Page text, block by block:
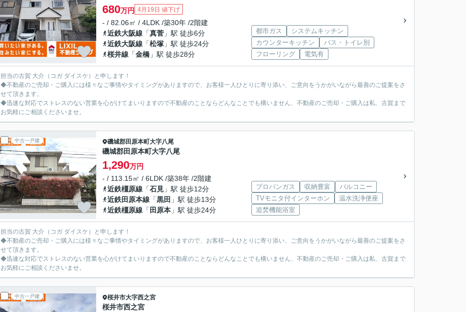
680万円 4月19日 値下げ
- / 82.06㎡ / 4LDK /築30年 /2階建
近鉄大阪線 「真菅 」駅 徒歩6分
近鉄大阪線 「松塚 」駅 徒歩24分
桜井線 「金橋 」駅 徒歩28分
都市ガス
システムキッチン
カウンターキッチン
バス・トイレ別
フローリング
電気有
担当の古賀 大介（コガ ダイスケ）と申します！
◆不動産のご売却・ご購入には様々なご事情やタイミングがありますので、お客様一人ひとりに寄り添い、ご意向をうかがいながら最善のご提案をさ
せて頂きます。
◆迅速な対応でストレスのない営業を心がけてまいりますので不動産のことならどんなことでも構いません、不動産のご売却・ご購入は私、古賀まで
お気軽にご相談くださいませ。
中古一戸建 磯城郡田原本町大字八尾
磯城郡田原本町大字八尾
1,290万円
- / 113.15㎡ / 6LDK /築38年 /2階建
近鉄橿原線 「石見 」駅 徒歩12分
近鉄田原本線 「黒田 」駅 徒歩13分
近鉄橿原線 「 田原本 」駅 徒歩24分
プロパンガス 収納豊富
バルコニー
TVモニタ付インターホン
温水洗浄便座
追焚機能浴室
担当の古賀 大介（コガ ダイスケ）と申します！
◆不動産のご売却・ご購入には様々なご事情やタイミングがありますので、お客様一人ひとりに寄り添い、ご意向をうかがいながら最善のご提案をさ
せて頂きます。
◆迅速な対応でストレスのない営業を心がけてまいりますので不動産のことならどんなことでも構いません、不動産のご売却・ご購入は私、古賀まで
お気軽にご相談くださいませ。
中古一戸建 桜井市大字西之宮
桜井市西之宮